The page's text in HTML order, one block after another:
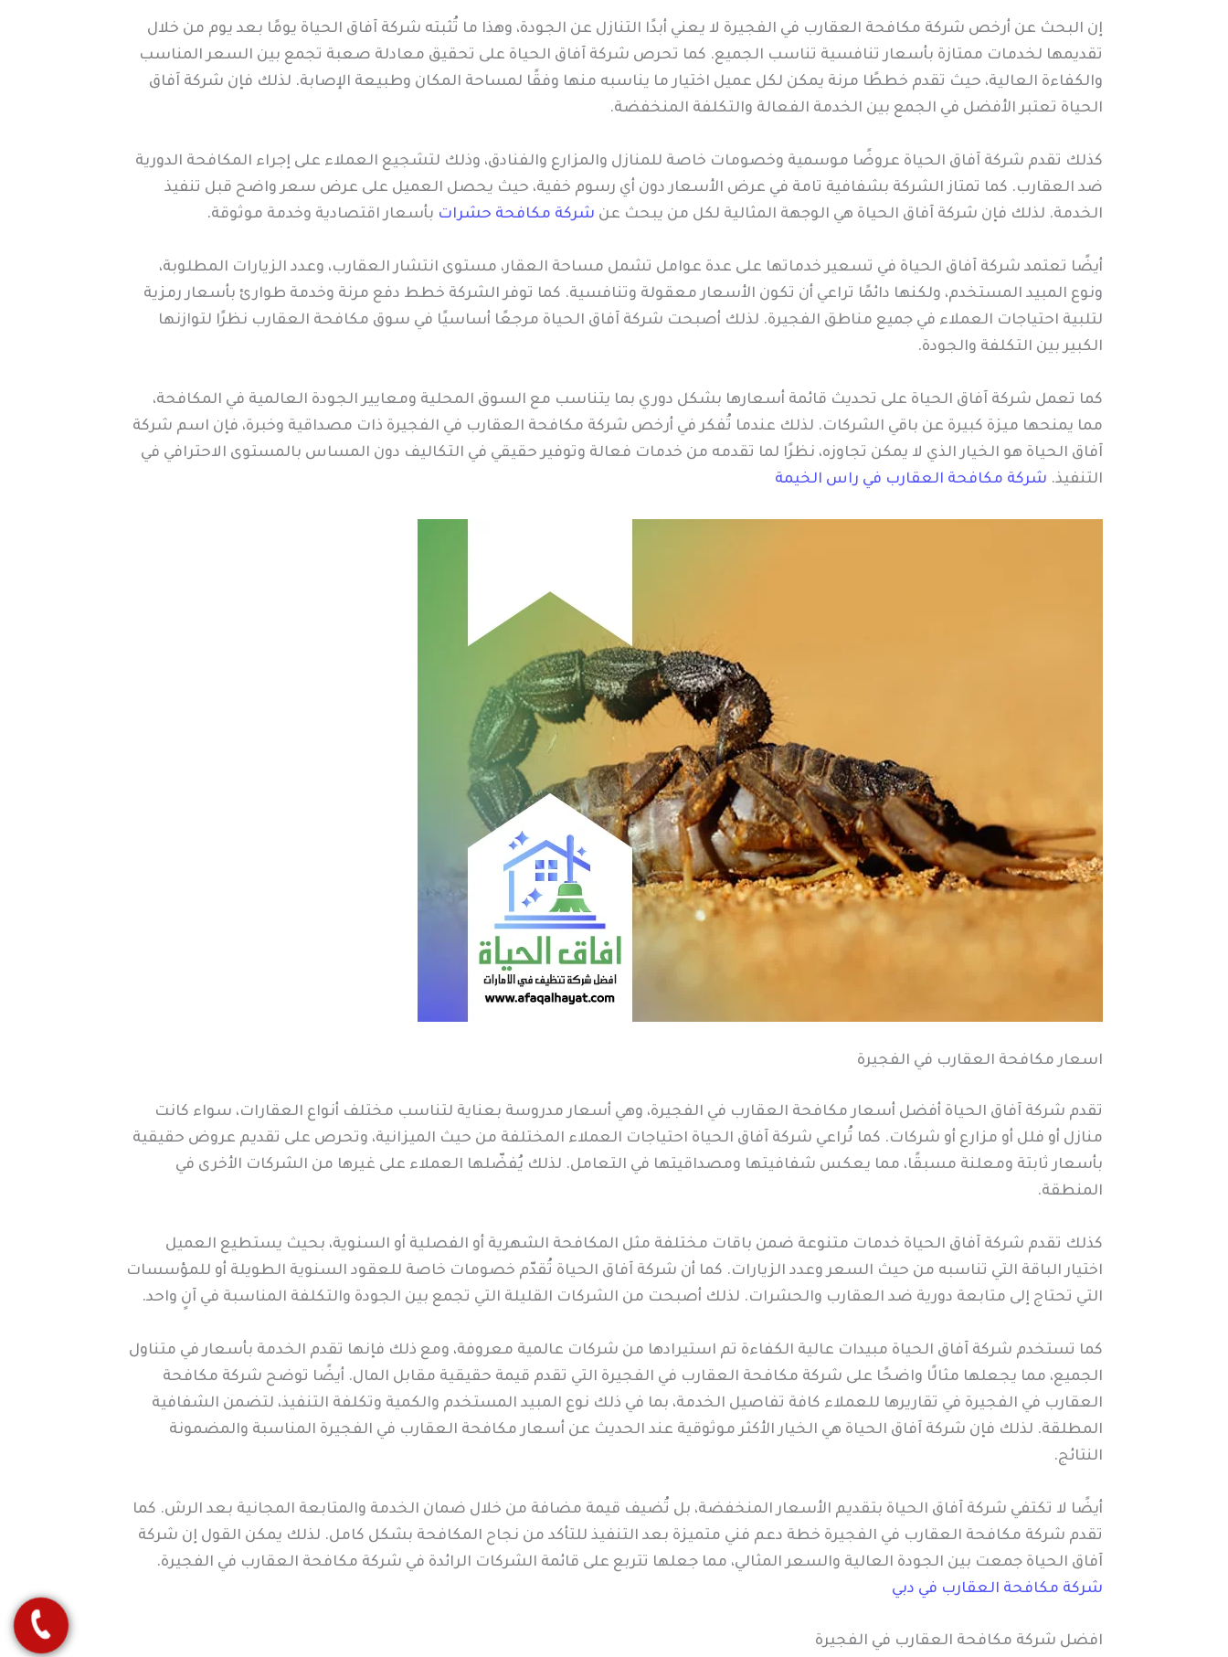
إن البحث عن أرخص شركة مكافحة العقارب في الفجيرة لا يعني أبدًا التنازل عن الجودة، وهذا ما تُثبته شركة آفاق الحياة يومًا بعد يوم من خلال
تقديمها لخدمات ممتازة بأسعار تنافسية تناسب الجميع. كما تحرص شركة آفاق الحياة على تحقيق معادلة صعبة تجمع بين السعر المناسب
والكفاءة العالية، حيث تقدم خططًا مرنة يمكن لكل عميل اختيار ما يناسبه منها وفقًا لمساحة المكان وطبيعة الإصابة. لذلك فإن شركة آفاق
الحياة تعتبر الأفضل في الجمع بين الخدمة الفعالة والتكلفة المنخفضة.
كذلك تقدم شركة آفاق الحياة عروضًا موسمية وخصومات خاصة للمنازل والمزارع والفنادق، وذلك لتشجيع العملاء على إجراء المكافحة الدورية
ضد العقارب. كما تمتاز الشركة بشفافية تامة في عرض الأسعار دون أي رسوم خفية، حيث يحصل العميل على عرض سعر واضح قبل تنفيذ
الخدمة. لذلك فإن شركة آفاق الحياة هي الوجهة المثالية لكل من يبحث عن شركة مكافحة حشرات بأسعار اقتصادية وخدمة موثوقة.
أيضًا تعتمد شركة آفاق الحياة في تسعير خدماتها على عدة عوامل تشمل مساحة العقار، مستوى انتشار العقارب، وعدد الزيارات المطلوبة،
ونوع المبيد المستخدم، ولكنها دائمًا تراعي أن تكون الأسعار معقولة وتنافسية. كما توفر الشركة خطط دفع مرنة وخدمة طوارئ بأسعار رمزية
لتلبية احتياجات العملاء في جميع مناطق الفجيرة. لذلك أصبحت شركة آفاق الحياة مرجعًا أساسيًا في سوق مكافحة العقارب نظرًا لتوازنها
الكبير بين التكلفة والجودة.
كما تعمل شركة آفاق الحياة على تحديث قائمة أسعارها بشكل دوري بما يتناسب مع السوق المحلية ومعايير الجودة العالمية في المكافحة،
مما يمنحها ميزة كبيرة عن باقي الشركات. لذلك عندما تُفكر في أرخص شركة مكافحة العقارب في الفجيرة ذات مصداقية وخبرة، فإن اسم شركة
آفاق الحياة هو الخيار الذي لا يمكن تجاوزه، نظرًا لما تقدمه من خدمات فعالة وتوفير حقيقي في التكاليف دون المساس بالمستوى الاحترافي في
التنفيذ. شركة مكافحة العقارب في راس الخيمة
اسعار مكافحة العقارب في الفجيرة
تقدم شركة آفاق الحياة أفضل أسعار مكافحة العقارب في الفجيرة، وهي أسعار مدروسة بعناية لتناسب مختلف أنواع العقارات، سواء كانت
منازل أو فلل أو مزارع أو شركات. كما تُراعي شركة آفاق الحياة احتياجات العملاء المختلفة من حيث الميزانية، وتحرص على تقديم عروض حقيقية
بأسعار ثابتة ومعلنة مسبقًا، مما يعكس شفافيتها ومصداقيتها في التعامل. لذلك يُفضّلها العملاء على غيرها من الشركات الأخرى في
المنطقة.
كذلك تقدم شركة آفاق الحياة خدمات متنوعة ضمن باقات مختلفة مثل المكافحة الشهرية أو الفصلية أو السنوية، بحيث يستطيع العميل
اختيار الباقة التي تناسبه من حيث السعر وعدد الزيارات. كما أن شركة آفاق الحياة تُقدّم خصومات خاصة للعقود السنوية الطويلة أو للمؤسسات
التي تحتاج إلى متابعة دورية ضد العقارب والحشرات. لذلك أصبحت من الشركات القليلة التي تجمع بين الجودة والتكلفة المناسبة في آنٍ واحد.
كما تستخدم شركة آفاق الحياة مبيدات عالية الكفاءة تم استيرادها من شركات عالمية معروفة، ومع ذلك فإنها تقدم الخدمة بأسعار في متناول
الجميع، مما يجعلها مثالًا واضحًا على شركة مكافحة العقارب في الفجيرة التي تقدم قيمة حقيقية مقابل المال. أيضًا توضح شركة مكافحة
العقارب في الفجيرة في تقاريرها للعملاء كافة تفاصيل الخدمة، بما في ذلك نوع المبيد المستخدم والكمية وتكلفة التنفيذ، لتضمن الشفافية
المطلقة. لذلك فإن شركة آفاق الحياة هي الخيار الأكثر موثوقية عند الحديث عن أسعار مكافحة العقارب في الفجيرة المناسبة والمضمونة
النتائج.
أيضًا لا تكتفي شركة آفاق الحياة بتقديم الأسعار المنخفضة، بل تُضيف قيمة مضافة من خلال ضمان الخدمة والمتابعة المجانية بعد الرش. كما
تقدم شركة مكافحة العقارب في الفجيرة خطة دعم فني متميزة بعد التنفيذ للتأكد من نجاح المكافحة بشكل كامل. لذلك يمكن القول إن شركة
آفاق الحياة جمعت بين الجودة العالية والسعر المثالي، مما جعلها تتربع على قائمة الشركات الرائدة في شركة مكافحة العقارب في الفجيرة.
شركة مكافحة العقارب في دبي
افضل شركة مكافحة العقارب في الفجيرة